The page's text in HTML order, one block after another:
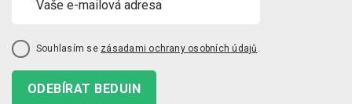
Souhlasím se zásadami ochrany osobních údajů
ODEBÍRAT BEDUIN